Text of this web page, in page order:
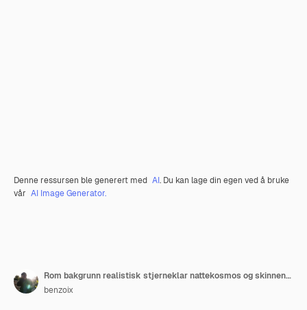
Denne ressursen ble generert med AI. Du kan lage din egen ved å bruke
vår AI Image Generator.
Rom bakgrunn realistisk stjerneklar nattekosmos og skinnende stjerner melkeveien og stjernestøvfarge galakse
benzoix